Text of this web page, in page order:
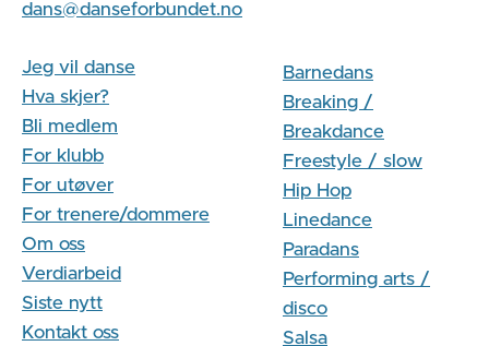
dans@danseforbundet.no
Jeg vil danse
Hva skjer?
Bli medlem
For klubb
For utøver
For trenere/dommere
Om oss
Verdiarbeid
Siste nytt
Kontakt oss
Barnedans
Breaking /
Breakdance
Freestyle / slow
Hip Hop
Linedance
Paradans
Performing arts /
disco
Salsa